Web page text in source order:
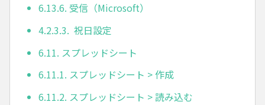
6.13.6. 受信（Microsoft）
4.2.3.3. 祝日設定
6.11. スプレッドシート
6.11.1. スプレッドシート > 作成
6.11.2. スプレッドシート > 読み込む